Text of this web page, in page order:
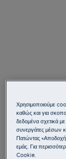
ESG62300SX
700
45 εκ.
5
Χρησιμοποιούμε
καθώς και για
δεδομένα σχετικά
συνεργάτες μέσων
Πατώντας
εμάς. Για
Cookie.